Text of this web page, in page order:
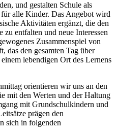
und gestalten Schule als
alle Kinder. Das Angebot wird
Aktivitäten ergänzt, die den
entfalten und neue Interessen
Zusammenspiel von
das den gesamten Tag über
lebendigen Ort des Lernens
orientieren wir uns an den
mit den Werten und der Haltung
mit Grundschulkindern und
prägen den
sich in folgenden